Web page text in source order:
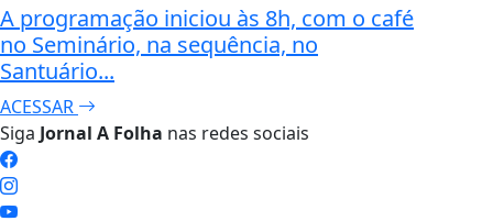
A programação iniciou às 8h, com o café
no Seminário, na sequência, no
Santuário...
ACESSAR
Siga Jornal A Folha nas redes sociais